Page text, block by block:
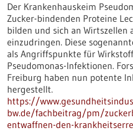
Der Krankenhauskeim
Zucker-bindenden Proteine
bilden und sich an Wirtszellen
einzudringen. Diese
als Angriffspunkte für
Pseudomonas-Infektionen.
Freiburg haben nun potente
hergestellt.
https://
bw.de/fachbeitrag/pm/
entwaffnen-den-